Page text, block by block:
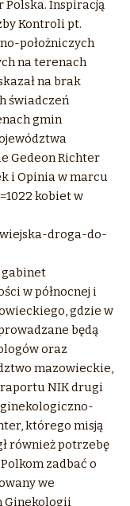
Polska. Inspiracją
Kontroli pt.
położniczych
na terenach
na brak
świadczeń
gmin
Gedeon Richter
i Opinia w marcu
kobiet w
droga-do-
gabinet
w północnej i
gdzie w
będą
oraz
mazowieckie,
raportu NIK drugi
którego misją
również potrzebę
zadbać o
we
Ginekologii